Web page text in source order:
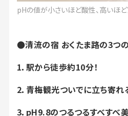
pHの値が小さいほど酸性、高いほ
●清流の宿 おくたま路の3つ
1．駅から徒歩約10分！
2．青梅観光ついでに立ち寄
3．pH9.8のつるつるすべすべ